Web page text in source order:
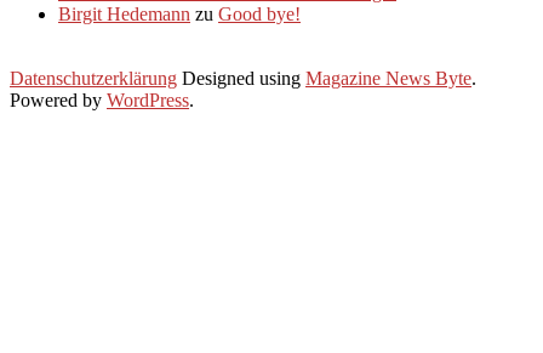
Birgit Hedemann zu Good bye!
Datenschutzerklärung Designed using Magazine News Byte.
Powered by WordPress.